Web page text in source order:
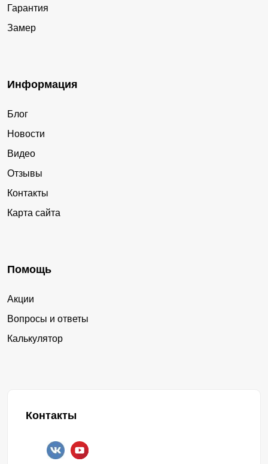
Гарантия
Замер
Информация
Блог
Новости
Видео
Отзывы
Контакты
Карта сайта
Помощь
Акции
Вопросы и ответы
Калькулятор
Контакты